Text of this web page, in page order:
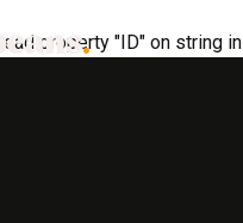
property "ID" on string in